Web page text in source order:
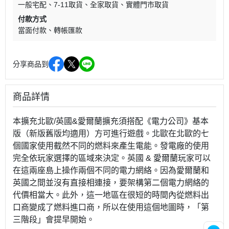
一般宅配
7-11取貨 全家取貨
實體門市取貨
付款方式
當面付款
轉帳匯款
分享商品到
商品詳情
本擴充北歐/英國&愛爾蘭擴充須搭配《電力公司》基本
版（新版舊版均適用）方可進行遊戲。北歐在北歐的七
個國家使用截然不同的燃料來產生電能。發電廠的使用
完全依玩家選擇的區域來決定。英國 & 愛爾蘭玩家可以
在這兩座島上操作兩個不同的電力網絡。因為愛爾蘭和
英國之間並沒有直接相連接，要架構第二個電力網絡的
代價相當大。此外，這一地區在很短的時間內從燃料出
口商變成了燃料進口商，所以在使用這個地圖時，「第
三階段」會提早開始。